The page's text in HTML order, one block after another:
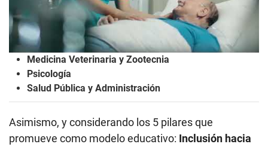
Medicina Veterinaria y Zootecnia
Psicología
Salud Pública y Administración
Asimismo, y considerando los 5 pilares que
promueve como modelo educativo: Inclusión hacia